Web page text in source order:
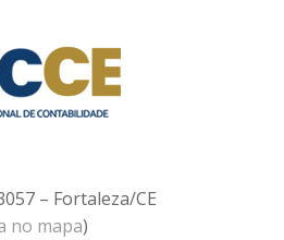
– Fortaleza/CE
no mapa)